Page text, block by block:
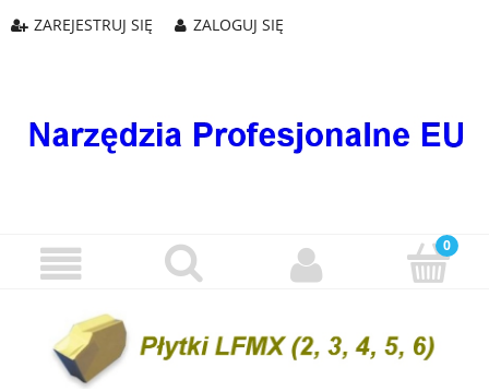
ZAREJESTRUJ SIĘ ZALOGUJ SIĘ